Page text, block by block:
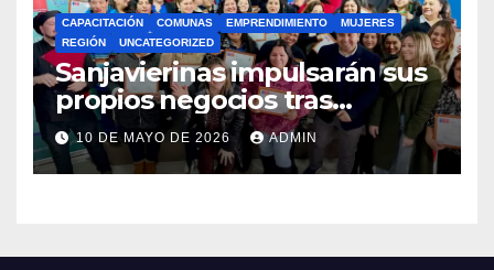
CAPACITACIÓN COMUNAS EMPRENDIMIENTO
MUJERES
REGIÓN
UNCATEGORIZED
Sanjavierinas impulsarán sus
propios negocios tras
capacitarse junto al FOSIS
10 DE MAYO DE 2026 ADMIN